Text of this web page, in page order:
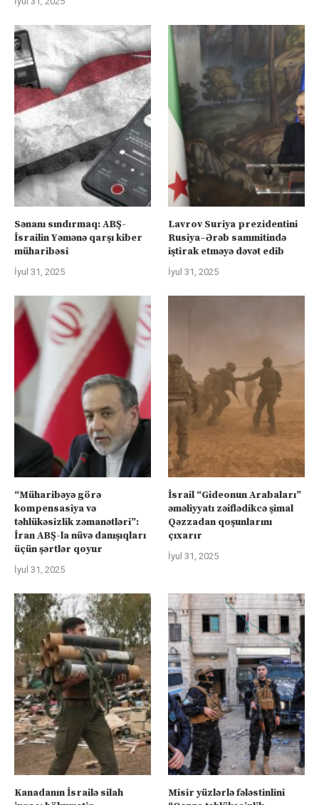
Sənanı sındırmaq: ABŞ-
İsrailin Yəmənə qarşı kiber
müharibəsi
İyul 31, 2025
Lavrov Suriya prezidentini
Rusiya–Ərəb sammitində
iştirak etməyə dəvət edib
İyul 31, 2025
“Müharibəyə görə
kompensasiya və
təhlükəsizlik zəmanətləri”:
İran ABŞ-la nüvə danışıqları
üçün şərtlər qoyur
İyul 31, 2025
İsrail “Gideonun Arabaları”
əməliyyatı zəiflədikcə şimal
Qəzzadan qoşunlarını
çıxarır
İyul 31, 2025
Kanadanın İsrailə silah
Misir yüzlərlə fələstinlini